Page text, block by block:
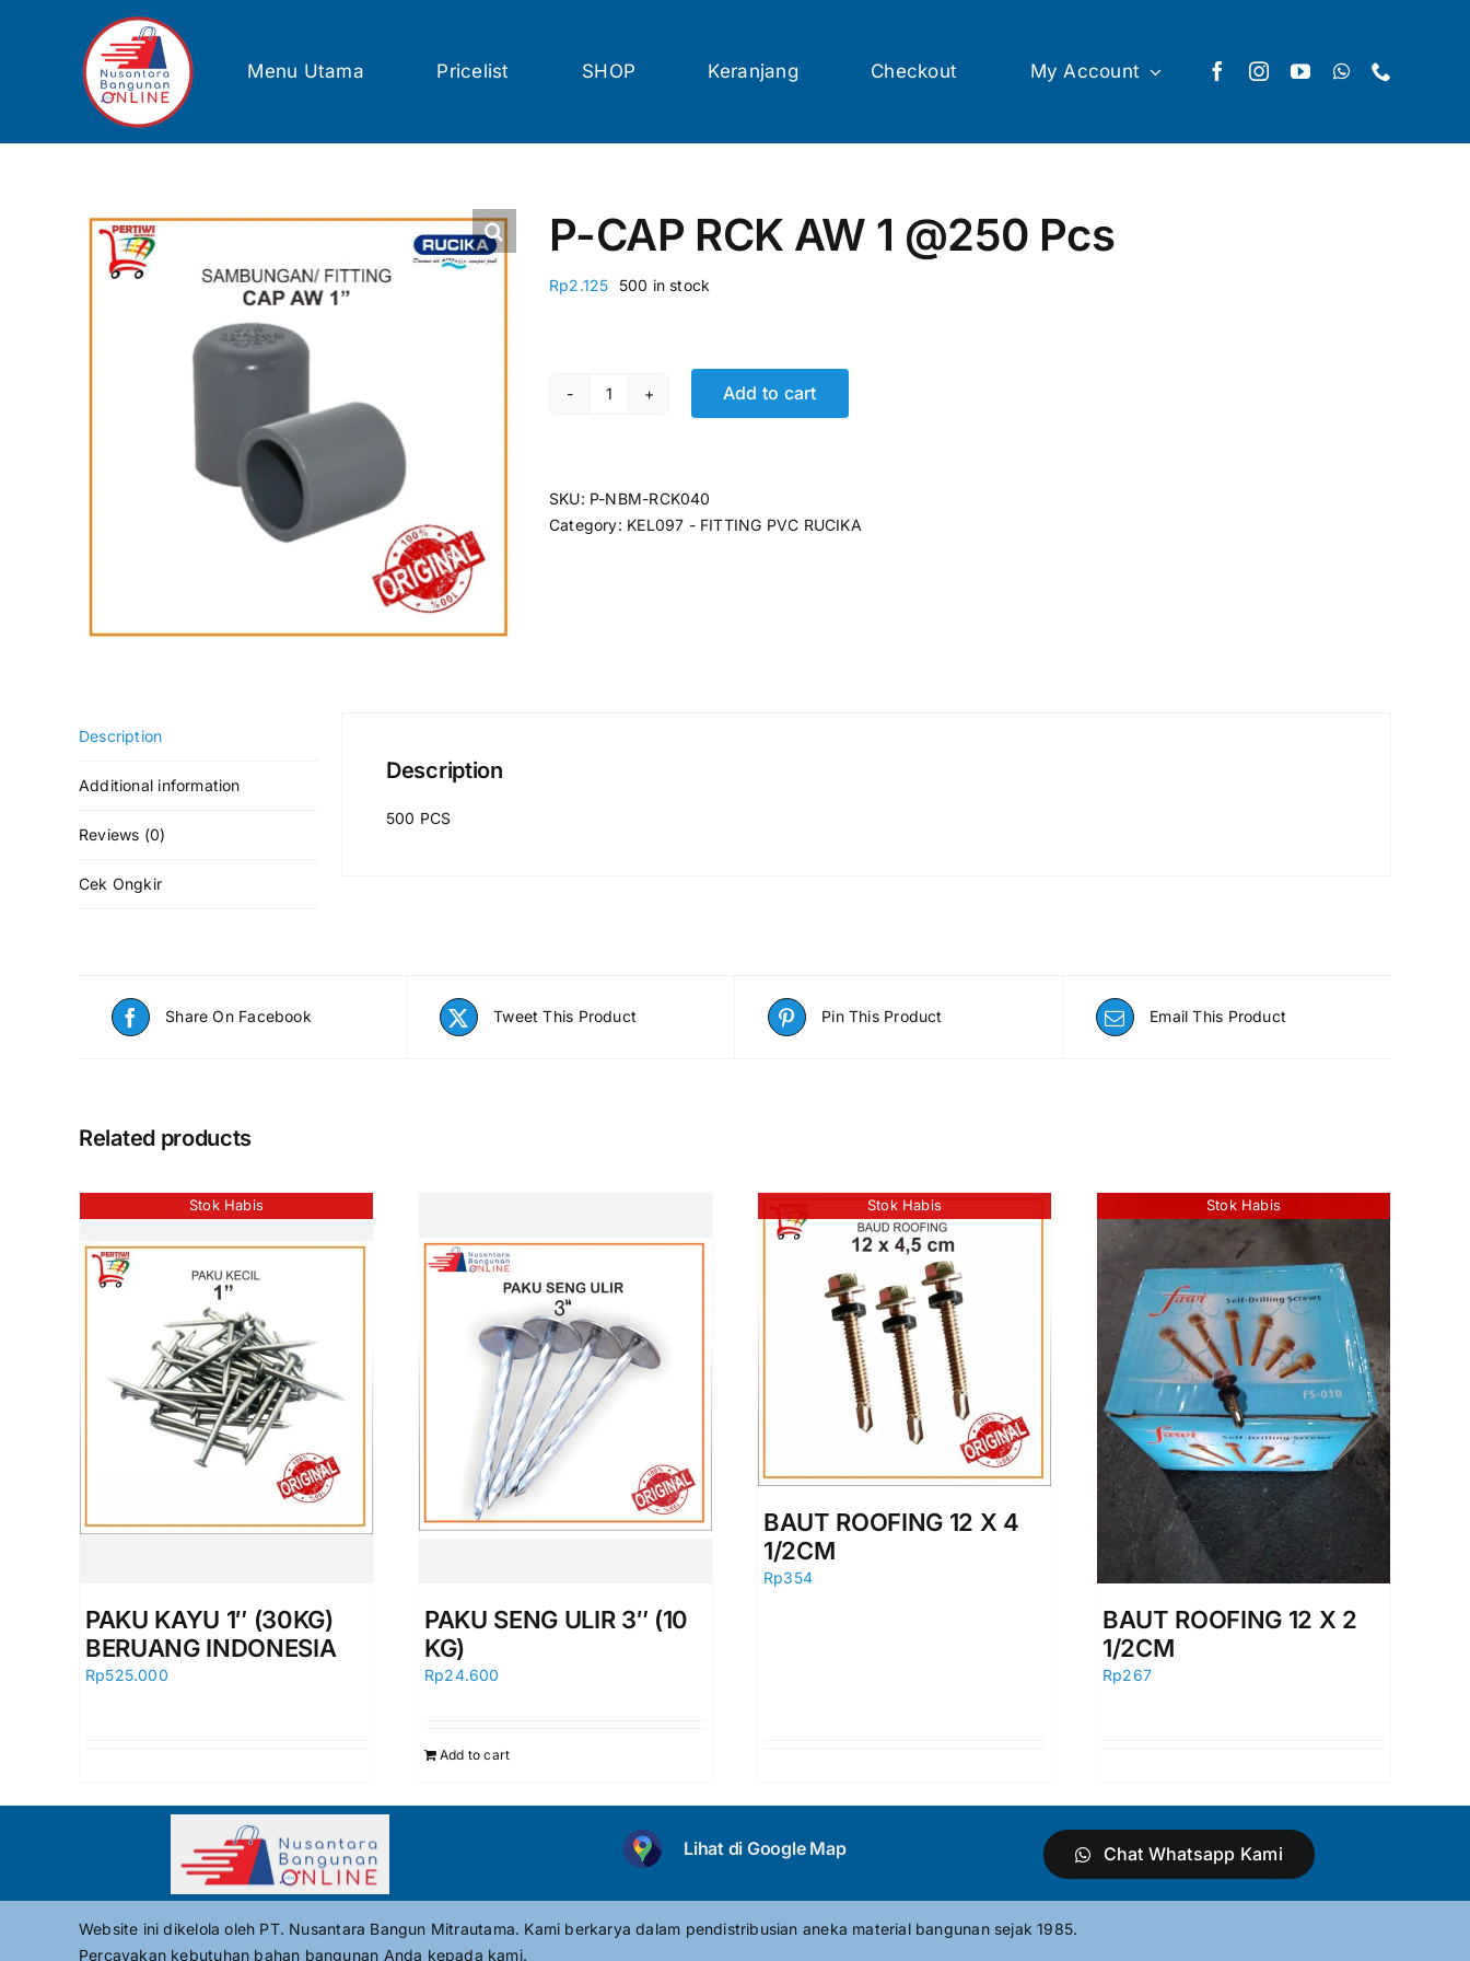
Menu Utama Pricelist SHOP Keranjang Checkout My Account
P-CAP RCK AW 1 @250 Pcs
Rp2.125 500 in stock
P-CAP RCK AW 1 @250 Pcs quantity
Add to cart
SKU: P-NBM-RCK040
Category: KEL097 - FITTING PVC RUCIKA
Description
Additional information
Reviews (0)
Cek Ongkir
Description
500 PCS
Share On Facebook Tweet This Product Pin This Product Email This Product
Related products
Stok Habis
PAKU KAYU 1″ (30KG)
BERUANG INDONESIA
Rp525.000
PAKU SENG ULIR 3″ (10
KG)
Rp24.600
Add to cart
Stok Habis
BAUT ROOFING 12 X 4
1/2CM
Rp354
Stok Habis
BAUT ROOFING 12 X 2
1/2CM
Rp267
Lihat di Google Map Chat Whatsapp Kami
Website ini dikelola oleh PT. Nusantara Bangun Mitrautama. Kami berkarya dalam pendistribusian aneka material bangunan sejak 1985.
Percayakan kebutuhan bahan bangunan Anda kepada kami.